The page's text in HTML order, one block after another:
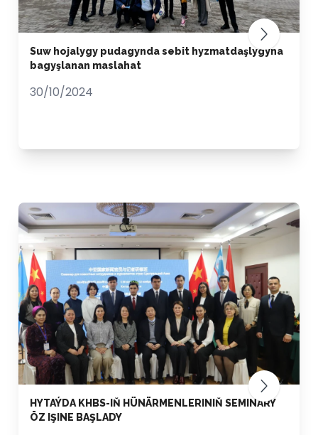
Suw hojalygy pudagynda sebit hyzmatdaşlygyna
bagyşlanan maslahat
30/10/2024
HYTAÝDA KHBS-IŇ HÜNÄRMENLERINIŇ SEMINARY
ÖZ IŞINE BAŞLADY